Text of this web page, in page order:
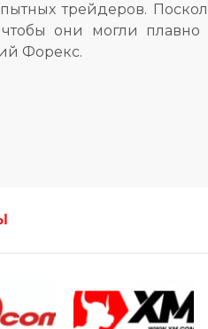
трейдеров.
они могли плавно
Форекс.